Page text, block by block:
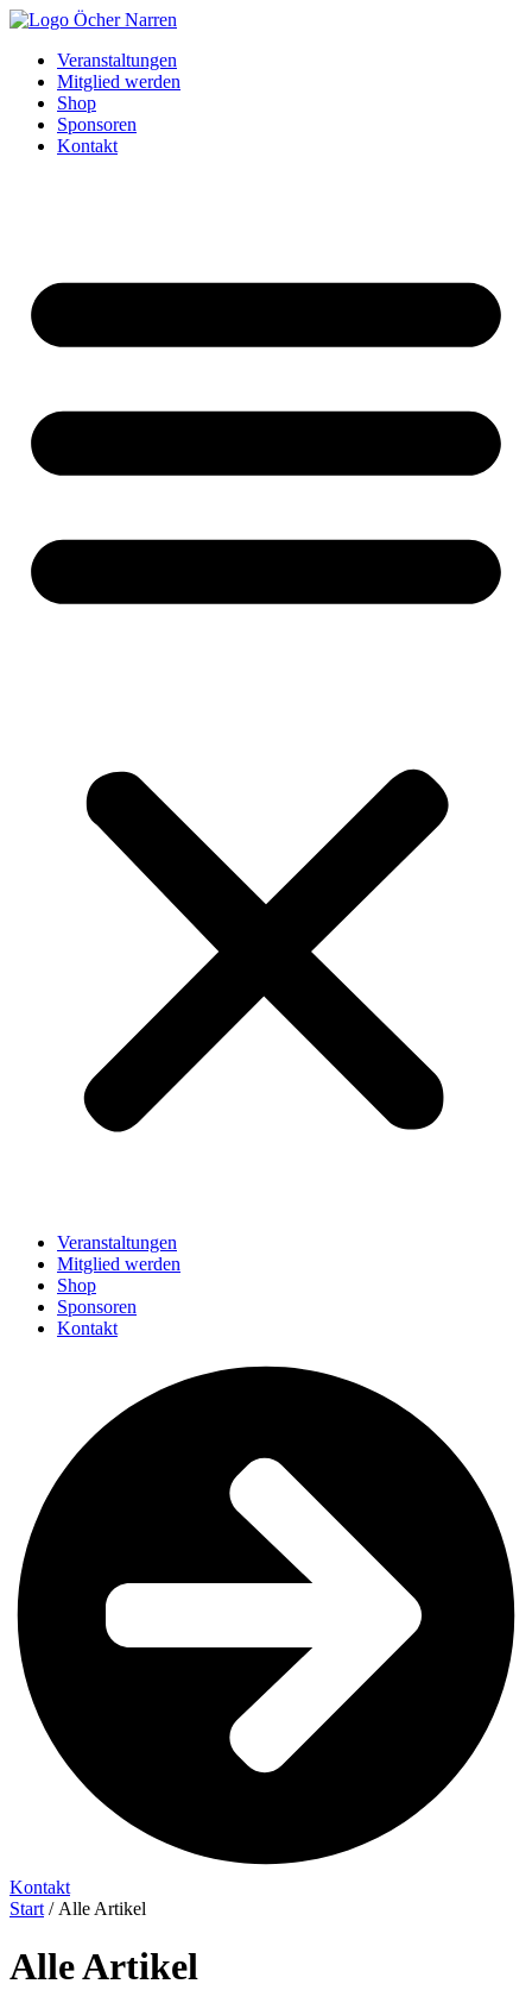
Zum
springenVeranstaltungen
Mitglied werden
Shop
Sponsoren
Kontakt
Veranstaltungen
Mitglied werden
Shop
Sponsoren
Kontakt
Kontakt
Start / Alle Artikel
Alle Artikel